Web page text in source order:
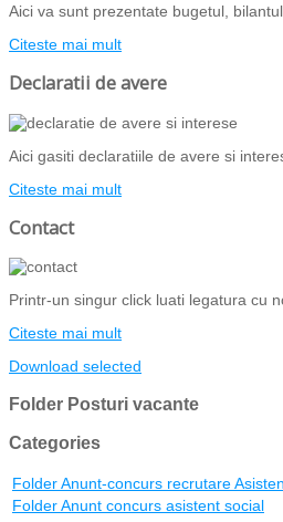
Aici va sunt prezentate bugetul,
Citeste mai mult
Declaratii de avere
Aici gasiti declaratiile de avere si
Citeste mai mult
Contact
Printr-un singur click luati legatura cu
Citeste mai mult
Download selected
Folder Posturi vacante
Categories
FolderAnunt-concurs recrutare
FolderAnunt concurs asistent social